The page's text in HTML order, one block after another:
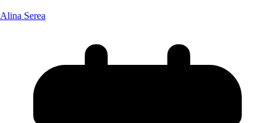
Alina Serea